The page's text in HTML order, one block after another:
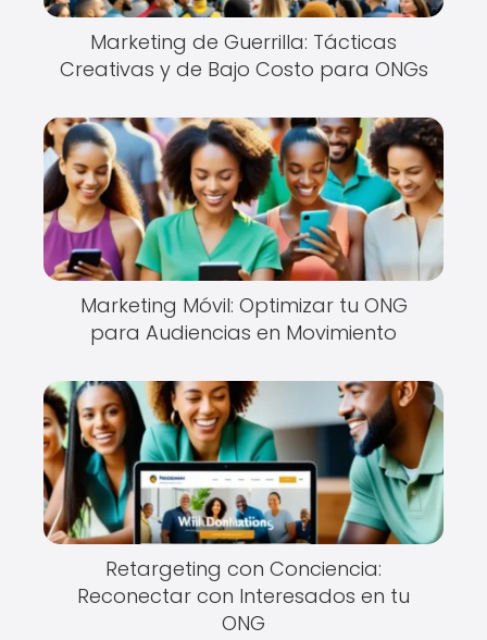
Marketing de Guerrilla: Tácticas
Creativas y de Bajo Costo para ONGs
Marketing Móvil: Optimizar tu ONG
para Audiencias en Movimiento
Retargeting con Conciencia:
Reconectar con Interesados en tu
ONG